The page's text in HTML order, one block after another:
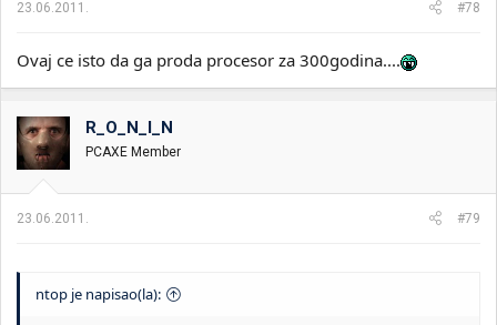
23.06.2011. #78
Ovaj ce isto da ga proda procesor za 300godina....
R_O_N_I_N
PCAXE Member
23.06.2011. #79
ntop je napisao(la):